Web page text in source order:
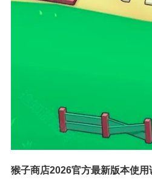
猴子商店2026官方最新版本使用